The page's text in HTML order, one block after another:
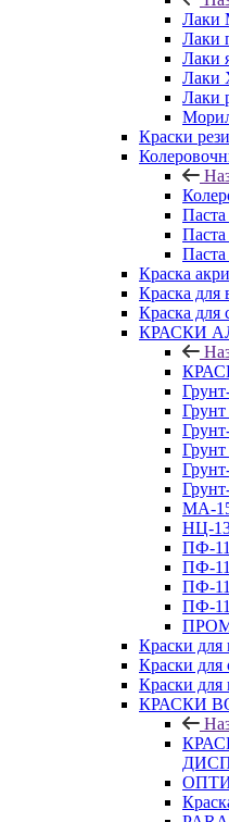
Лаки
Лаки
Лаки
Лаки
Лаки
Краски
Краска
Краска для
Краска для
КРАСКИ
МА-15
НЦ-
ПФ-
ПФ-
ПФ-
ПФ-
Краски
Краски для
Краски для
КРАСКИ